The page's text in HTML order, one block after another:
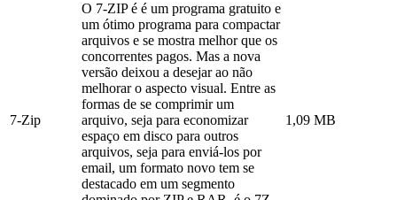
7-Zip
O 7-ZIP é é um programa gratuito e
um ótimo programa para compactar
arquivos e se mostra melhor que os
concorrentes pagos. Mas a nova
versão deixou a desejar ao não
melhorar o aspecto visual. Entre as
formas de se comprimir um
arquivo, seja para economizar
espaço em disco para outros
arquivos, seja para enviá-los por
email, um formato novo tem se
destacado em um segmento
1,09 MB